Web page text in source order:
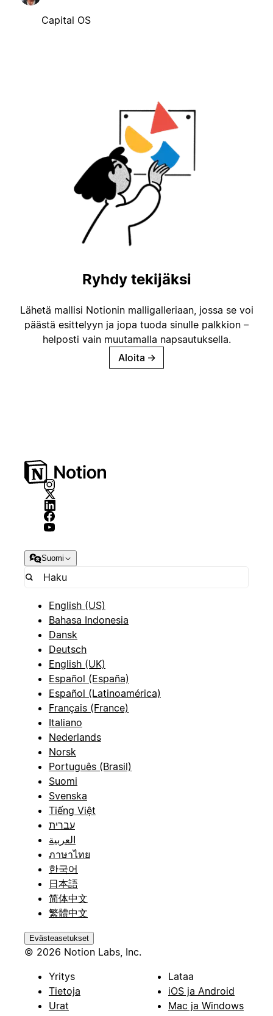
Capital OS
Ryhdy tekijäksi
Lähetä mallisi Notionin malligalleriaan, jossa se voi
päästä esittelyyn ja jopa tuoda sinulle palkkion –
helposti vain muutamalla napsautuksella.
Aloita →
Suomi
English (US)
Bahasa Indonesia
Dansk
Deutsch
English (UK)
Español (España)
Español (Latinoamérica)
Français (France)
Italiano
Nederlands
Norsk
Português (Brasil)
Suomi
Svenska
Tiếng Việt
עברית
العربية
ภาษาไทย
한국어
日本語
简体中文
繁體中文
Evästeasetukset
© 2026 Notion Labs, Inc.
Yritys
Tietoja
Urat
Lataa
iOS ja Android
Mac ja Windows